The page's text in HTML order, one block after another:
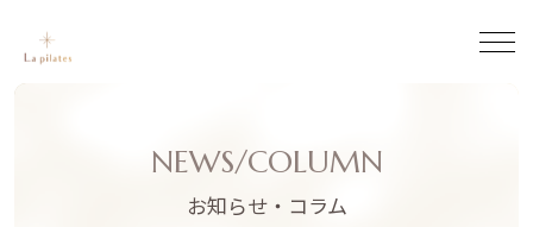
NEWS/COLUMN
お知らせ・コラム